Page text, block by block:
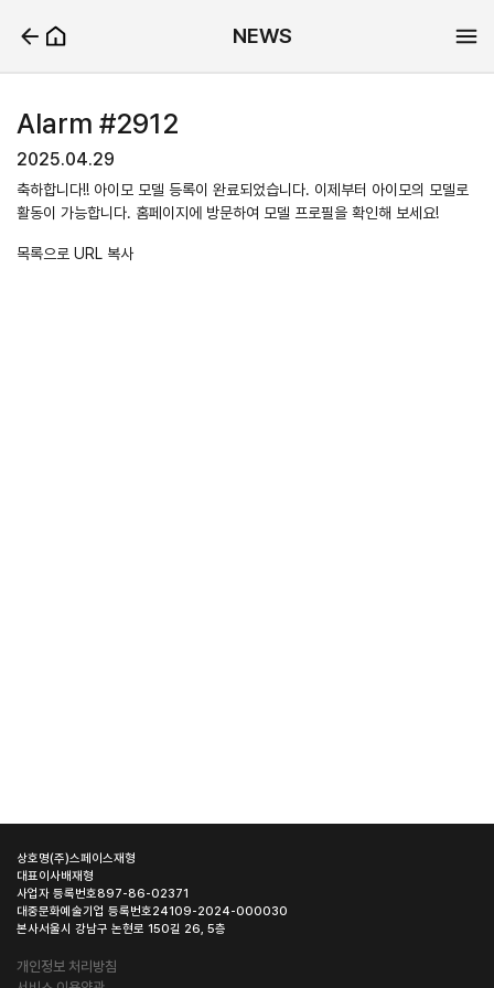
NEWS
Alarm #2912
2025.04.29
축하합니다!! 아이모 모델 등록이 완료되었습니다. 이제부터 아이모의 모델로
활동이 가능합니다. 홈페이지에 방문하여 모델 프로필을 확인해 보세요!
목록으로 URL 복사
상호명(주)스페이스재형
대표이사배재형
사업자 등록번호897-86-02371
대중문화예술기업 등록번호24109-2024-000030
본사서울시 강남구 논현로 150길 26, 5층
개인정보 처리방침